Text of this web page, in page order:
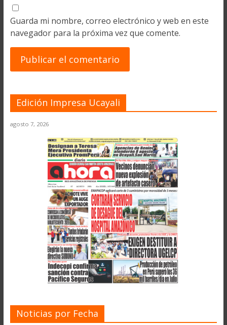
Guarda mi nombre, correo electrónico y web en este
navegador para la próxima vez que comente.
Edición Impresa Ucayali
agosto 7, 2026
Noticias por Fecha